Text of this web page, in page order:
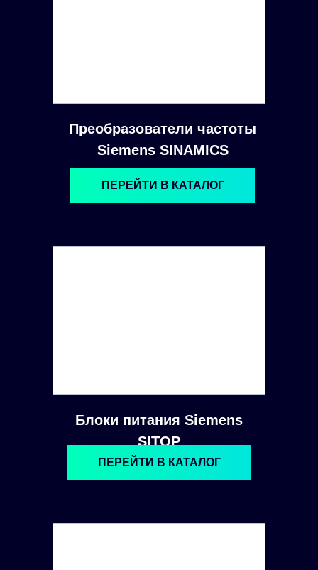
Преобразователи частоты
Siemens SINAMICS
Блоки питания Siemens
SITOP
ПЕРЕЙТИ В КАТАЛОГ
ПЕРЕЙТИ В КАТАЛОГ